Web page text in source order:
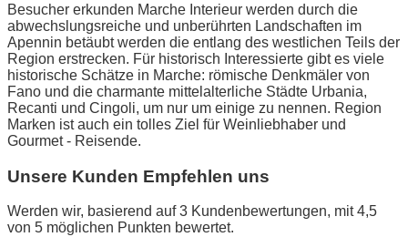
Besucher erkunden Marche Interieur werden durch die
abwechslungsreiche und unberührten Landschaften im
Apennin betäubt werden die entlang des westlichen Teils der
Region erstrecken. Für historisch Interessierte gibt es viele
historische Schätze in Marche: römische Denkmäler von
Fano und die charmante mittelalterliche Städte Urbania,
Recanti und Cingoli, um nur um einige zu nennen. Region
Marken ist auch ein tolles Ziel für Weinliebhaber und
Gourmet - Reisende.
Unsere Kunden Empfehlen uns
Werden wir, basierend auf 3 Kundenbewertungen, mit 4,5
von 5 möglichen Punkten bewertet.